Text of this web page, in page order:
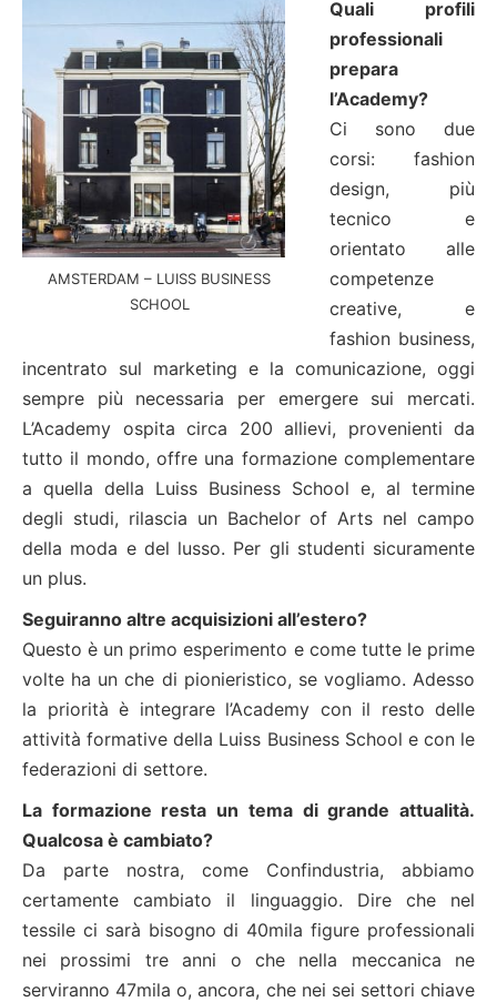
AMSTERDAM – LUISS BUSINESS
SCHOOL
Quali profili
professionali
prepara
l’Academy?
Ci sono due
corsi: fashion
design, più
tecnico e
orientato alle
competenze
creative, e
fashion business,
incentrato sul marketing e la comunicazione, oggi
sempre più necessaria per emergere sui mercati.
L’Academy ospita circa 200 allievi, provenienti da
tutto il mondo, offre una formazione complementare
a quella della Luiss Business School e, al termine
degli studi, rilascia un Bachelor of Arts nel campo
della moda e del lusso. Per gli studenti sicuramente
un plus.
Seguiranno altre acquisizioni all’estero?
Questo è un primo esperimento e come tutte le prime
volte ha un che di pionieristico, se vogliamo. Adesso
la priorità è integrare l’Academy con il resto delle
attività formative della Luiss Business School e con le
federazioni di settore.
La formazione resta un tema di grande attualità.
Qualcosa è cambiato?
Da parte nostra, come Confindustria, abbiamo
certamente cambiato il linguaggio. Dire che nel
tessile ci sarà bisogno di 40mila figure professionali
nei prossimi tre anni o che nella meccanica ne
serviranno 47mila o, ancora, che nei sei settori chiave